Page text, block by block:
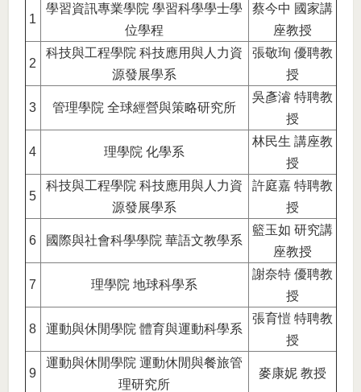
1
學習資訊專業學院 學習科學學士學
位學程
蔡今中 國家講
座教授
2
科技與工程學院 科技應用與人力資
源發展學系
張敬珣 優聘教
授
3 管理學院 全球經營與策略研究所
吳彥濬 特聘教
授
4 理學院 化學系
林民生 講座教
授
5
科技與工程學院 科技應用與人力資
源發展學系
許庭嘉 特聘教
授
6 國際與社會科學學院 華語文教學系
籃玉如 研究講
座教授
7 理學院 地球科學系
謝奈特 優聘教
授
8 運動與休閒學院 體育與運動科學系
張育愷 特聘教
授
9
運動與休閒學院 運動休閒與餐旅管
理研究所
麥康妮 教授